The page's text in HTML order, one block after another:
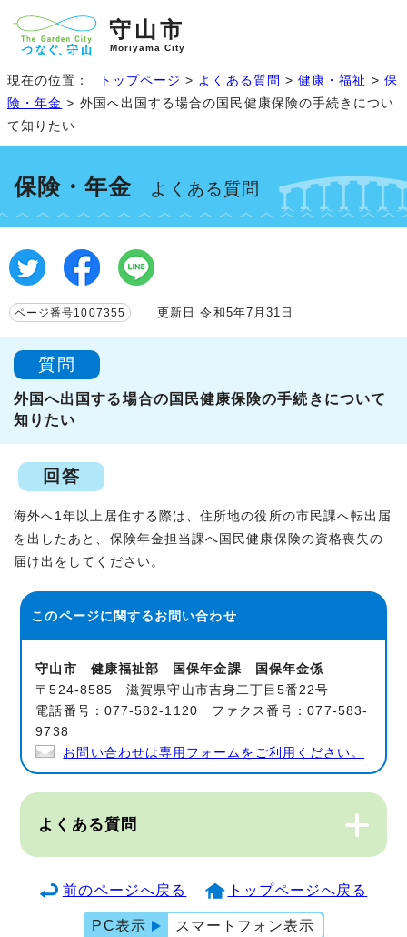
守山市
Moriyama City
現在の位置： トップページ > よくある質問 >健康・福祉 > 保
険・年金 > 外国へ出国する場合の国民健康保険の手続きについ
て知りたい
保険・年金 よくある質問
ページ番号1007355 更新日 令和5年7月31日
質問
外国へ出国する場合の国民健康保険の手続きについて
知りたい
回答
海外へ1年以上居住する際は、住所地の役所の市民課へ転出届
を出したあと、保険年金担当課へ国民健康保険の資格喪失の
届け出をしてください。
このページに関するお問い合わせ
守山市 健康福祉部 国保年金課 国保年金係
〒524-8585 滋賀県守山市吉身二丁目5番22号
電話番号：077-582-1120 ファクス番号：077-583-
9738
お問い合わせは専用フォームをご利用ください。
よくある質問
前のページへ戻る トップページへ戻る
PC表示 スマートフォン表示